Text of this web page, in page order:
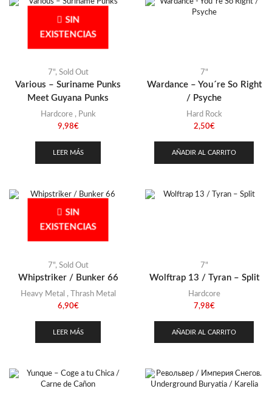
SIN
EXISTENCIAS
7", Sold Out
Various – Suriname Punks
Meet Guyana Punks
Hardcore, Punk
9,98€
LEER MÁS
7"
Wardance – You´re So Right
/ Psyche
Hard Rock
2,50€
AÑADIR AL CARRITO
SIN
EXISTENCIAS
7", Sold Out
Whipstriker / Bunker 66
Heavy Metal ,
Thrash Metal
6,90€
LEER MÁS
7"
Wolftrap 13 / Tyran – Split
Hardcore
7,98€
AÑADIR AL CARRITO